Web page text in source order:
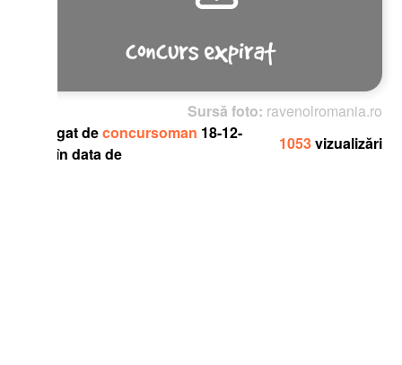
Sursă foto:ravenolromania.ro
concursoman18-12-
data de
1053 vizualizări